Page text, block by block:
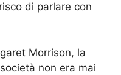
di parlare con
Morrison, la
non era mai